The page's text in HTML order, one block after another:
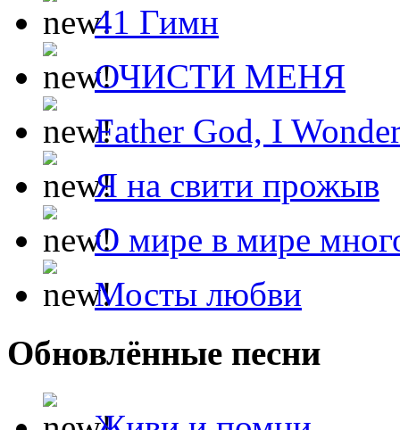
41 Гимн
ОЧИСТИ МЕНЯ
Father God, I
Я на свити прожыв
О мире в мире
Мосты любви
Обновлённые песни